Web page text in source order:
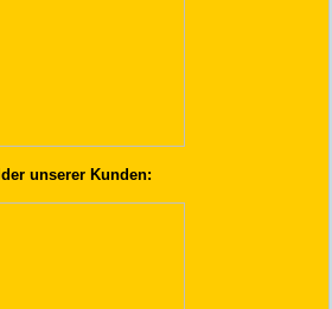
unserer Kunden: